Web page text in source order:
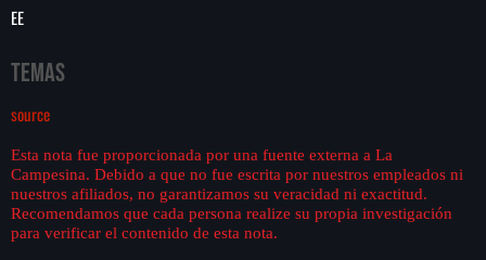
EE
Temas
source
Esta nota fue proporcionada por una fuente externa a La
Campesina. Debido a que no fue escrita por nuestros empleados ni
nuestros afiliados, no garantizamos su veracidad ni exactitud.
Recomendamos que cada persona realize su propia investigación
para verificar el contenido de esta nota.